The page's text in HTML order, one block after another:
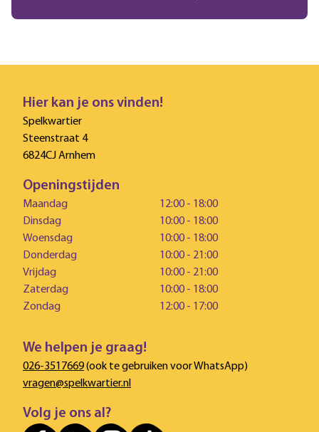
Hier kan je ons vinden!
Spelkwartier
Steenstraat 4
6824CJ Arnhem
Openingstijden
Maandag
12:00 - 18:00
Dinsdag
10:00 - 18:00
Woensdag
10:00 - 18:00
Donderdag
10:00 - 21:00
Vrijdag
10:00 - 21:00
Zaterdag
10:00 - 18:00
Zondag
12:00 - 17:00
We helpen je graag!
026-3517669(ook te gebruiken voor WhatsApp)
vragen@spelkwartier.nl
Volg je ons al?